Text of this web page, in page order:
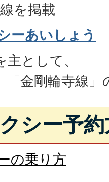
を掲載
ーあいしょう
として、
「金剛輪寺線
シー予
の乗り方